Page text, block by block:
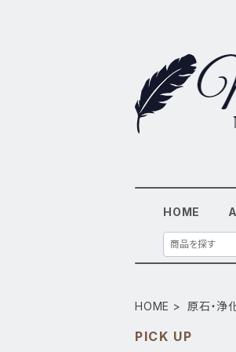
HOME
HOME 原石・浄
PICK UP